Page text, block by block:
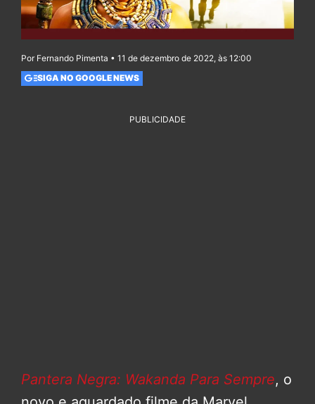
Por Fernando Pimenta • 11 de dezembro de 2022, às 12:00
SIGA NO GOOGLE NEWS
PUBLICIDADE
Pantera Negra: Wakanda Para Sempre, o